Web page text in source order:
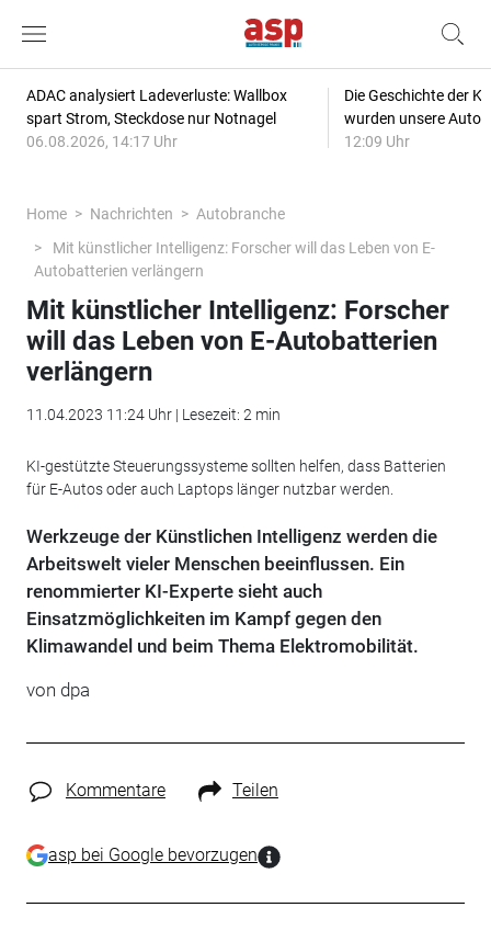
ADAC analysiert Ladeverluste: Wallbox
spart Strom, Steckdose nur Notnagel
06.08.2026, 14:17 Uhr
Die Geschichte der
wurden unsere
12:09 Uhr
Home Nachrichten
Autobranche
Mit künstlicher Intelligenz: Forscher will das Leben von E-
Autobatterien verlängern
Mit künstlicher Intelligenz: Forscher
will das Leben von E-Autobatterien
verlängern
11.04.2023 11:24 Uhr | Lesezeit: 2 min
KI-gestützte Steuerungssysteme sollten helfen, dass Batterien
für E-Autos oder auch Laptops länger nutzbar werden.
Werkzeuge der Künstlichen Intelligenz werden die
Arbeitswelt vieler Menschen beeinflussen. Ein
renommierter KI-Experte sieht auch
Einsatzmöglichkeiten im Kampf gegen den
Klimawandel und beim Thema Elektromobilität.
von dpa
Kommentare Teilen
asp bei Google bevorzugen